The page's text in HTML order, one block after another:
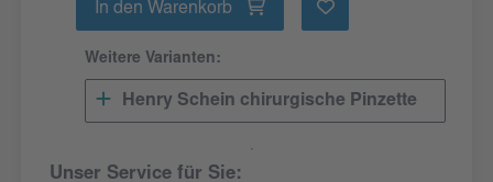
In den Warenkorb
Weitere Varianten:
Henry Schein chirurgische Pinzette
Unser Service für Sie: